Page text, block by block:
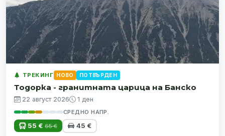
ТРЕКИНГ НОВО ПОТВЪРДЕН
Тодорка - гранитната царица на Банско
22 август 2026 1 ден
СРЕДНО НАПР.
55 € 65 € 45 €